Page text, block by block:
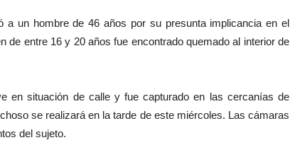
a un hombre de 46 años por su presunta implicancia en el
de entre 16 y 20 años fue encontrado quemado al interior de
en situación de calle y fue capturado en las cercanías de
se realizará en la tarde de este miércoles. Las cámaras
del sujeto.